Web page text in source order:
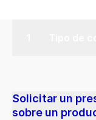
Solicitar un
sobre un